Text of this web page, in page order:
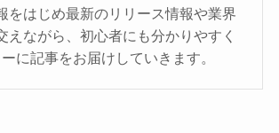
をはじめ最新のリリース情報や業界
えながら、初心者にも分かりやすく
に記事をお届けしていきます。